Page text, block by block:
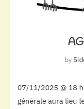
AG
by
07/11/2025 @ 18
générale aura lieu